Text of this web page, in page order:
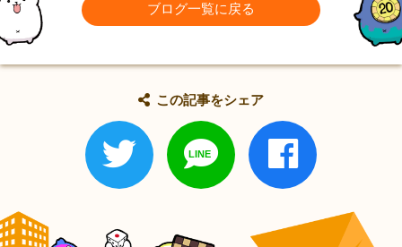
ブログ一覧に戻る
この記事をシェア